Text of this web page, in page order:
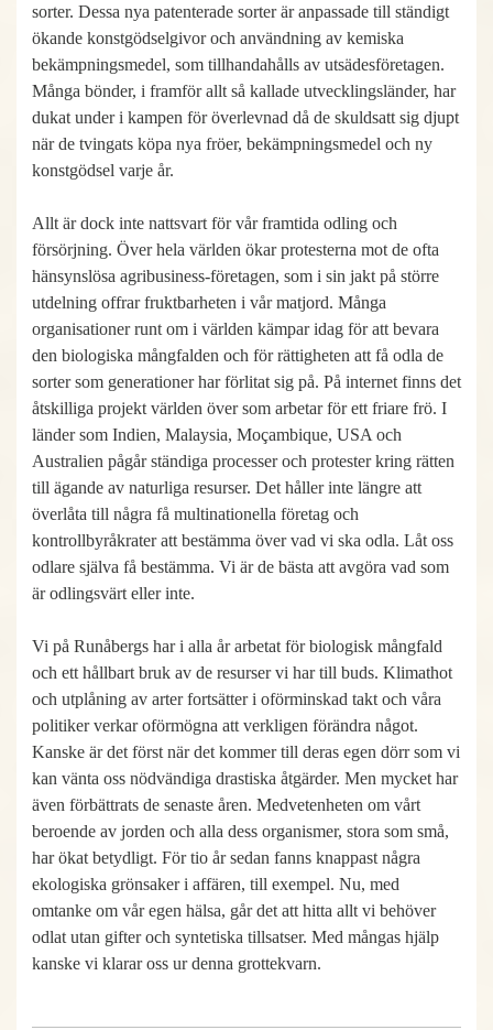
sorter. Dessa nya patenterade sorter är anpassade till ständigt
ökande konstgödselgivor och användning av kemiska
bekämpningsmedel, som tillhandahålls av utsädesföretagen.
Många bönder, i framför allt så kallade utvecklingsländer, har
dukat under i kampen för överlevnad då de skuldsatt sig djupt
när de tvingats köpa nya fröer, bekämpningsmedel och ny
konstgödsel varje år.
Allt är dock inte nattsvart för vår framtida odling och
försörjning. Över hela världen ökar protesterna mot de ofta
hänsynslösa agribusiness-företagen, som i sin jakt på större
utdelning offrar fruktbarheten i vår matjord. Många
organisationer runt om i världen kämpar idag för att bevara
den biologiska mångfalden och för rättigheten att få odla de
sorter som generationer har förlitat sig på. På internet finns det
åtskilliga projekt världen över som arbetar för ett friare frö. I
länder som Indien, Malaysia, Moçambique, USA och
Australien pågår ständiga processer och protester kring rätten
till ägande av naturliga resurser. Det håller inte längre att
överlåta till några få multinationella företag och
kontrollbyråkrater att bestämma över vad vi ska odla. Låt oss
odlare själva få bestämma. Vi är de bästa att avgöra vad som
är odlingsvärt eller inte.
Vi på Runåbergs har i alla år arbetat för biologisk mångfald
och ett hållbart bruk av de resurser vi har till buds. Klimathot
och utplåning av arter fortsätter i oförminskad takt och våra
politiker verkar oförmögna att verkligen förändra något.
Kanske är det först när det kommer till deras egen dörr som vi
kan vänta oss nödvändiga drastiska åtgärder. Men mycket har
även förbättrats de senaste åren. Medvetenheten om vårt
beroende av jorden och alla dess organismer, stora som små,
har ökat betydligt. För tio år sedan fanns knappast några
ekologiska grönsaker i affären, till exempel. Nu, med
omtanke om vår egen hälsa, går det att hitta allt vi behöver
odlat utan gifter och syntetiska tillsatser. Med mångas hjälp
kanske vi klarar oss ur denna grottekvarn.